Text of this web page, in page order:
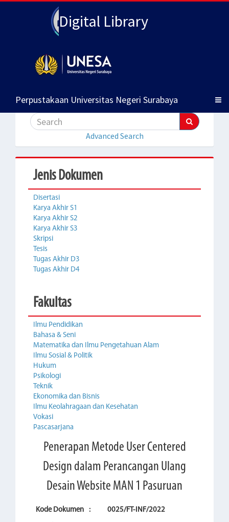
Digital Library
Perpustakaan Universitas Negeri Surabaya
Advanced Search
Jenis Dokumen
Disertasi
Karya Akhir S1
Karya Akhir S2
Karya Akhir S3
Skripsi
Tesis
Tugas Akhir D3
Tugas Akhir D4
Fakultas
Ilmu Pendidikan
Bahasa & Seni
Matematika dan Ilmu Pengetahuan Alam
Ilmu Sosial & Politik
Hukum
Psikologi
Teknik
Ekonomika dan Bisnis
Ilmu Keolahragaan dan Kesehatan
Vokasi
Pascasarjana
Penerapan Metode User Centered
Design dalam Perancangan Ulang
Desain Website MAN 1 Pasuruan
Kode Dokumen : 0025/FT-INF/2022